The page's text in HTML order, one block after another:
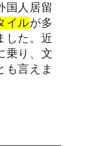
国人居留
イルが多
した。近
乗り、文
も言えま